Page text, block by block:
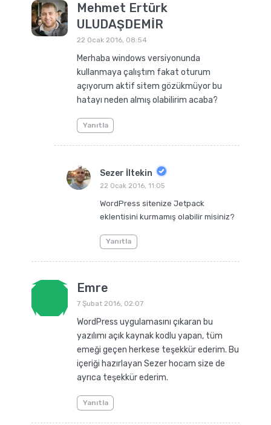
Mehmet Ertürk
ULUDAŞDEMİR
22 Ocak 2016, 08:54
Merhaba windows versiyonunda
kullanmaya çalıştım fakat oturum
açıyorum aktif sitem gözükmüyor bu
hatayı neden almış olabilirim acaba?
Yanıtla
Sezer İltekin
22 Ocak 2016, 11:05
WordPress sitenize Jetpack
eklentisini kurmamış olabilir misiniz?
Yanıtla
Emre
7 Şubat 2016, 02:07
WordPress uygulamasını çıkaran bu
yazılımı açık kaynak kodlu yapan, tüm
emeği geçen herkese teşekkür ederim. Bu
içeriği hazırlayan Sezer hocam size de
ayrıca teşekkür ederim.
Yanıtla